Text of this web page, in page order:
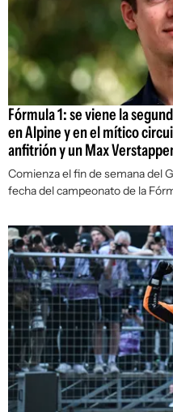
Fórmula 1: se viene la
en Alpine y en el mítico
anfitrión y un Max
Comienza el fin de semana del
fecha del campeonato de la